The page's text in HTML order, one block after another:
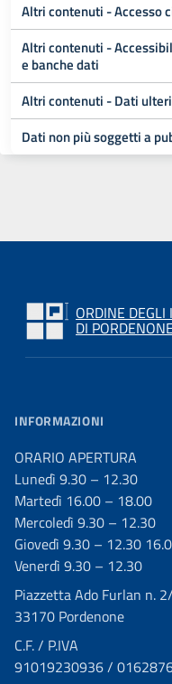
Altri contenuti - Accesso
Altri contenuti -
e banche dati
Altri contenuti - Dati
Dati non più soggetti a
ORDINE
DI
INFORMAZIONI
ORARIO APERTURA
Lunedì 9.30 – 12.30
Martedì 16.00 – 18.00
Mercoledì 9.30 – 12.30
Giovedì 9.30 – 12.30
Venerdì 9.30 – 12.30
Piazzetta Ado Furlan n.
33170 Pordenone
C.F. / P.IVA
91019230936 /